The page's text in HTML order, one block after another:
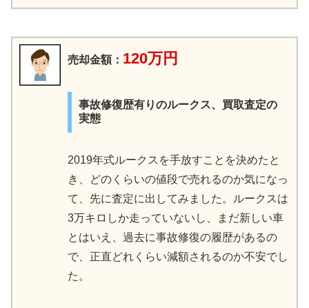
売却金額： 120万円
事故修復歴有りのルークス、買取査定の
実態
2019年式ルークスを手放すことを決めたと
き、どのくらいの値段で売れるのか気になっ
て、先に査定に出してみました。ルークスは
3万キロしか走っていないし、まだ新しい車
とはいえ、過去に事故修復の履歴があるの
で、正直どれくらい減額されるのか不安でし
た。